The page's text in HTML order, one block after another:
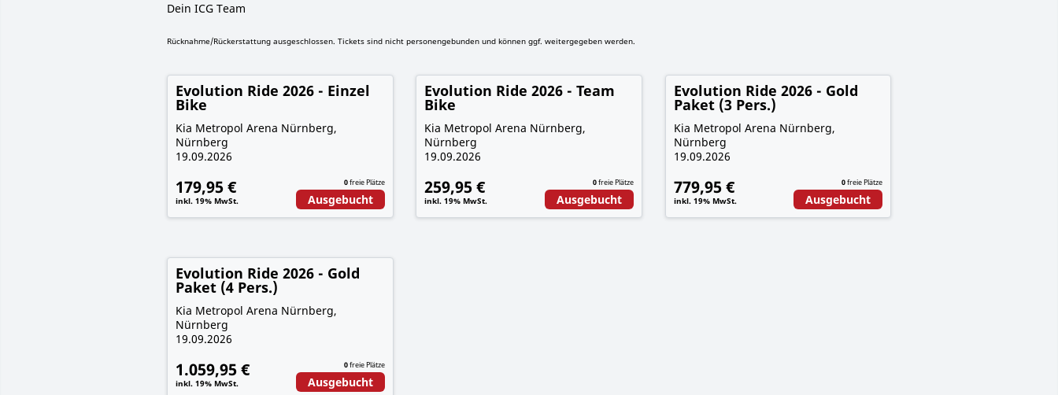
Dein ICG Team
Rücknahme/Rückerstattung ausgeschlossen. Tickets sind nicht personengebunden und können ggf. weitergegeben werden.
Evolution Ride 2026 - Einzel
Bike
Kia Metropol Arena Nürnberg,
Nürnberg
19.09.2026
179,95 €
inkl. 19% MwSt.
0freie Plätze
Ausgebucht
Evolution Ride 2026 - Team
Bike
Kia Metropol Arena Nürnberg,
Nürnberg
19.09.2026
259,95 €
inkl. 19% MwSt.
0freie Plätze
Ausgebucht
Evolution Ride 2026 - Gold
Paket (3 Pers.)
Kia Metropol Arena Nürnberg,
Nürnberg
19.09.2026
779,95 €
inkl. 19% MwSt.
0freie Plätze
Ausgebucht
Evolution Ride 2026 - Gold
Paket (4 Pers.)
Kia Metropol Arena Nürnberg,
Nürnberg
19.09.2026
1.059,95 €
inkl. 19% MwSt.
0freie Plätze
Ausgebucht